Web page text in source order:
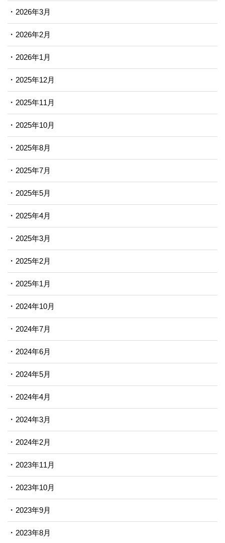
2026年3月
2026年2月
2026年1月
2025年12月
2025年11月
2025年10月
2025年8月
2025年7月
2025年5月
2025年4月
2025年3月
2025年2月
2025年1月
2024年10月
2024年7月
2024年6月
2024年5月
2024年4月
2024年3月
2024年2月
2023年11月
2023年10月
2023年9月
2023年8月